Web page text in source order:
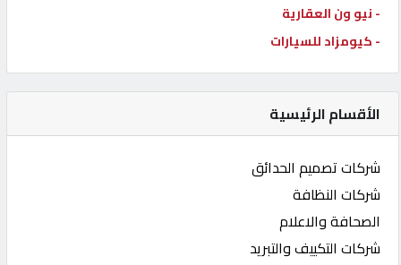
- نيو ون العقارية
- كيومزاد للسيارات
الأقسام الرئيسية
شركات تصميم الحدائق
شركات النظافة
الصحافة والاعلام
شركات التكييف والتبريد